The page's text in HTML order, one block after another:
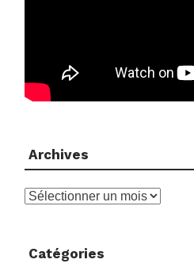
Archives
Archives
Catégories